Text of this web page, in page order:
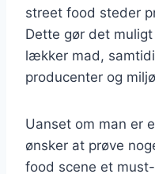
street food steder
Dette gør det
lækker mad,
producenter og
Uanset om man er
ønsker at prøve
food scene et